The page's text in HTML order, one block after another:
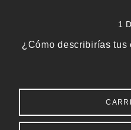
1
¿Cómo describirías